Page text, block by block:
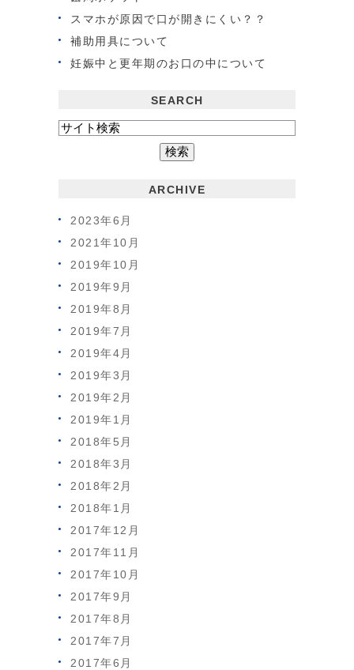
スマホが原因で口が開きにくい？？
補助用具について
妊娠中と更年期のお口の中について
SEARCH
ARCHIVE
2023年6月
2021年10月
2019年10月
2019年9月
2019年8月
2019年7月
2019年4月
2019年3月
2019年2月
2019年1月
2018年5月
2018年3月
2018年2月
2018年1月
2017年12月
2017年11月
2017年10月
2017年9月
2017年8月
2017年7月
2017年6月